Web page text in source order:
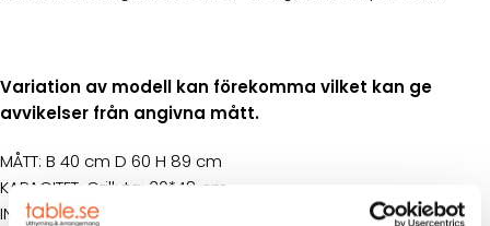
Variation av modell kan förekomma vilket kan ge
avvikelser från angivna mått.
MÅTT: B 40 cm D 60 H 89 cm
KAPACITET: Grillyta: 30*48 cm
INKOPPLING EL: 3-fas, 16 A